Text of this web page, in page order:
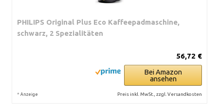
PHILIPS Original Plus Eco Kaffeepadmaschine,
schwarz, 2 Spezialitäten
56,72 €
Bei Amazon
ansehen
* Anzeige Preis inkl. MwSt., zzgl. Versandkosten